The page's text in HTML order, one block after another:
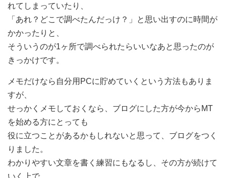
れてしまっていたり、
「あれ？どこで調べたんだっけ？」と思い出すのに時間が
かかったりと、
そういうのが1ヶ所で調べられたらいいなあと思ったのが
きっかけです。
メモだけなら自分用PCに貯めていくという方法もありま
すが、
せっかくメモしておくなら、ブログにした方が今からMT
を始める方にとっても
役に立つことがあるかもしれないと思って、ブログをつく
りました。
わかりやすい文章を書く練習にもなるし、その方が続けて
いく上で